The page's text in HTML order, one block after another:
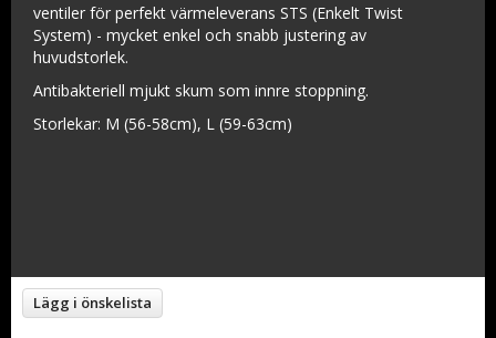
ventiler för perfekt värmeleverans STS (Enkelt Twist
System) - mycket enkel och snabb justering av
huvudstorlek.
Antibakteriell mjukt skum som innre stoppning.
Storlekar: M (56-58cm), L (59-63cm)
Lägg i önskelista